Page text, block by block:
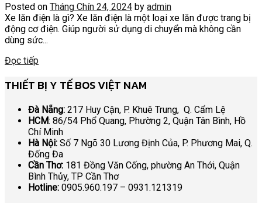
Posted on Tháng Chín 24, 2024 by admin
Xe lăn điện là gì? Xe lăn điện là một loại xe lăn được trang bị
động cơ điện. Giúp người sử dụng di chuyển mà không cần
dùng sức...
Đọc tiếp
THIẾT BỊ Y TẾ BOS VIỆT NAM
Đà Nẵng: 217 Huy Cận, P. Khuê Trung, Q. Cẩm Lệ
HCM: 86/54 Phổ Quang, Phường 2, Quận Tân Bình, Hồ
Chí Minh
Hà Nội: Số 7 Ngõ 30 Lương Định Của, P. Phương Mai, Q.
Đống Đa
Cần Thơ: 181 Đồng Văn Cống, phường An Thới, Quận
Bình Thủy, TP Cần Thơ
Hotline: 0905.960.197 – 0931.121319